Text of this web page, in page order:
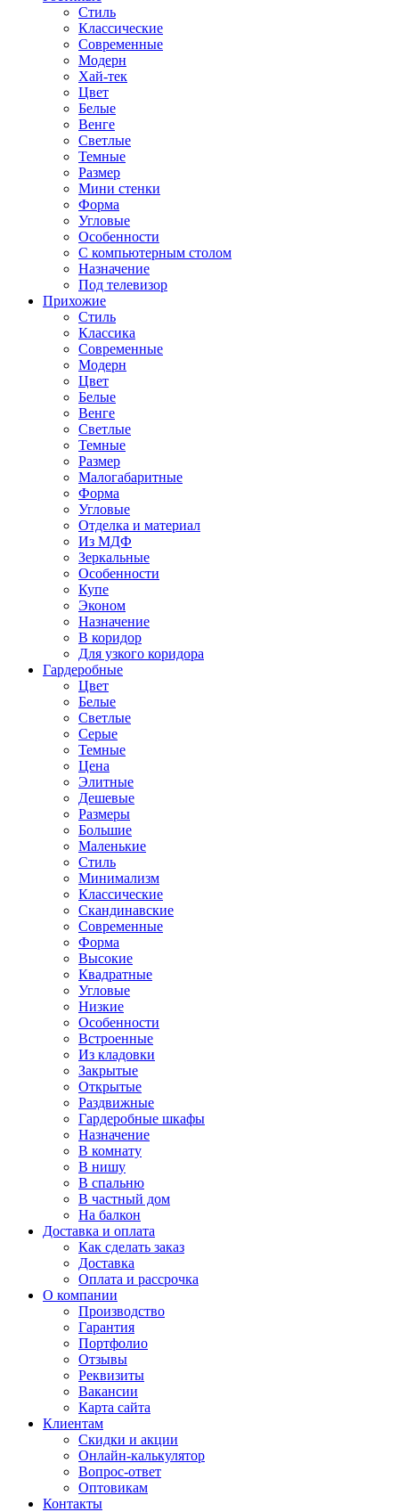
Стиль
Классические
Современные
Модерн
Хай-тек
Цвет
Белые
Венге
Светлые
Темные
Размер
Мини стенки
Форма
Угловые
Особенности
С компьютерным столом
Назначение
Под телевизор
Прихожие
Стиль
Классика
Современные
Модерн
Цвет
Белые
Венге
Светлые
Темные
Размер
Малогабаритные
Форма
Угловые
Отделка и материал
Из МДФ
Зеркальные
Особенности
Купе
Эконом
Назначение
В коридор
Для узкого коридора
Гардеробные
Цвет
Белые
Светлые
Серые
Темные
Цена
Элитные
Дешевые
Размеры
Большие
Маленькие
Стиль
Минимализм
Классические
Скандинавские
Современные
Форма
Высокие
Квадратные
Угловые
Низкие
Особенности
Встроенные
Из кладовки
Закрытые
Открытые
Раздвижные
Гардеробные шкафы
Назначение
В комнату
В нишу
В спальню
В частный дом
На балкон
Доставка и оплата
Как сделать заказ
Доставка
Оплата и рассрочка
О компании
Производство
Гарантия
Портфолио
Отзывы
Реквизиты
Вакансии
Карта сайта
Клиентам
Скидки и акции
Онлайн-калькулятор
Вопрос-ответ
Оптовикам
Контакты